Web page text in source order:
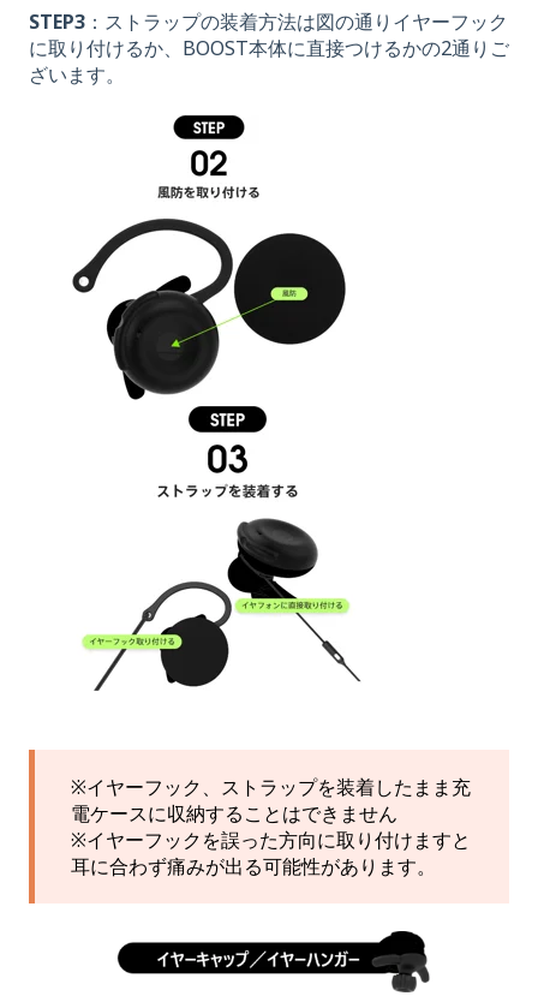
STEP3 ：ストラップの装着方法は図の通りイヤーフック
に取り付けるか、BOOST本体に直接つけるかの2通りご
ざいます。
※イヤーフック、ストラップを装着したまま充
電ケースに収納することはできません
※イヤーフックを誤った方向に取り付けますと
耳に合わず痛みが出る可能性があります。